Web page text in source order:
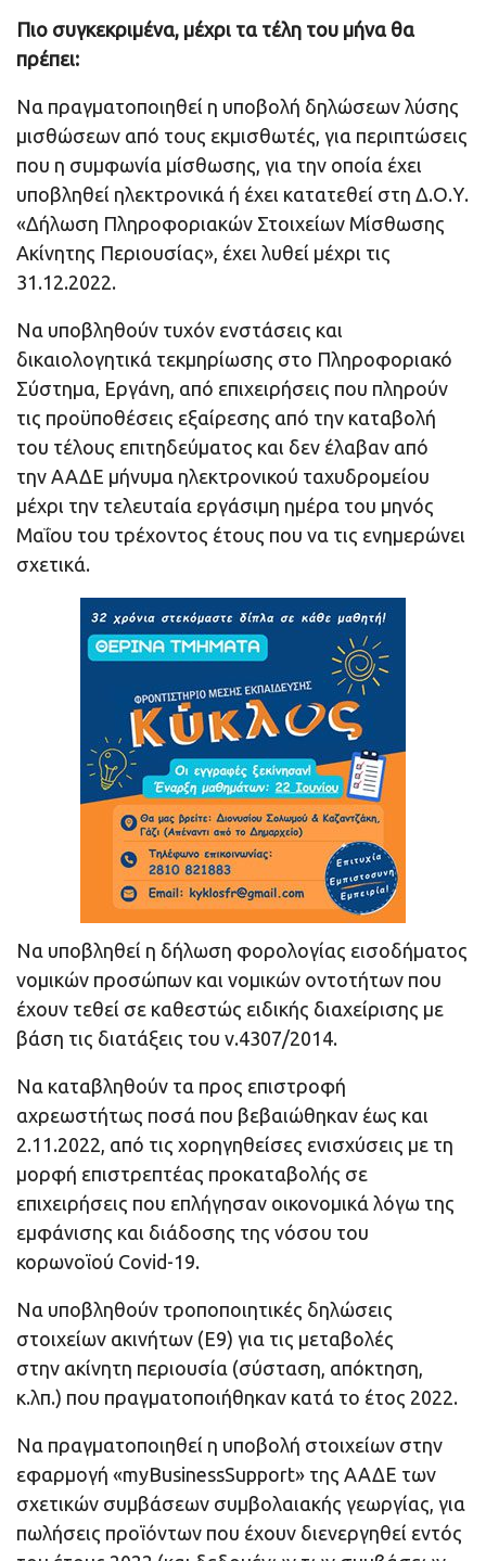
Πιο συγκεκριμένα, μέχρι τα τέλη του μήνα θα
πρέπει:
Να πραγματοποιηθεί η υποβολή δηλώσεων λύσης
μισθώσεων από τους εκμισθωτές, για περιπτώσεις
που η συμφωνία μίσθωσης, για την οποία έχει
υποβληθεί ηλεκτρονικά ή έχει κατατεθεί στη Δ.Ο.Υ.
«Δήλωση Πληροφοριακών Στοιχείων Μίσθωσης
Ακίνητης Περιουσίας», έχει λυθεί μέχρι τις
31.12.2022.
Να υποβληθούν τυχόν ενστάσεις και
δικαιολογητικά τεκμηρίωσης στο Πληροφοριακό
Σύστημα, Εργάνη, από επιχειρήσεις που πληρούν
τις προϋποθέσεις εξαίρεσης από την καταβολή
του τέλους επιτηδεύματος και δεν έλαβαν από
την ΑΑΔΕ μήνυμα ηλεκτρονικού ταχυδρομείου
μέχρι την τελευταία εργάσιμη ημέρα του μηνός
Μαΐου του τρέχοντος έτους που να τις ενημερώνει
σχετικά.
Να υποβληθεί η δήλωση φορολογίας εισοδήματος
νομικών προσώπων και νομικών οντοτήτων που
έχουν τεθεί σε καθεστώς ειδικής διαχείρισης με
βάση τις διατάξεις του ν.4307/2014.
Να καταβληθούν τα προς επιστροφή
αχρεωστήτως ποσά που βεβαιώθηκαν έως και
2.11.2022, από τις χορηγηθείσες ενισχύσεις με τη
μορφή επιστρεπτέας προκαταβολής σε
επιχειρήσεις που επλήγησαν οικονομικά λόγω της
εμφάνισης και διάδοσης της νόσου του
κορωνοϊού Covid-19.
Να υποβληθούν τροποποιητικές δηλώσεις
στοιχείων ακινήτων (Ε9) για τις μεταβολές
στην ακίνητη περιουσία (σύσταση, απόκτηση,
κ.λπ.) που πραγματοποιήθηκαν κατά το έτος 2022.
Να πραγματοποιηθεί η υποβολή στοιχείων στην
εφαρμογή «myBusinessSupport» της ΑΑΔΕ των
σχετικών συμβάσεων συμβολαιακής γεωργίας, για
πωλήσεις προϊόντων που έχουν διενεργηθεί εντός